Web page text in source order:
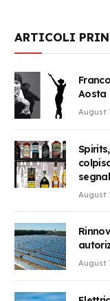
ARTICOLI
Aosta
August
August
August